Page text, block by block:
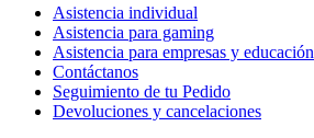
Asistencia individual
Asistencia para gaming
Asistencia para empresas y educación
Contáctanos
Seguimiento de tu Pedido
Devoluciones y cancelaciones